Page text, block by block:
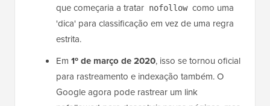
que começaria a tratar nofollow como uma
'dica' para classificação em vez de uma regra
estrita.
Em 1º de março de 2020, isso se tornou oficial
para rastreamento e indexação também. O
Google agora pode rastrear um link